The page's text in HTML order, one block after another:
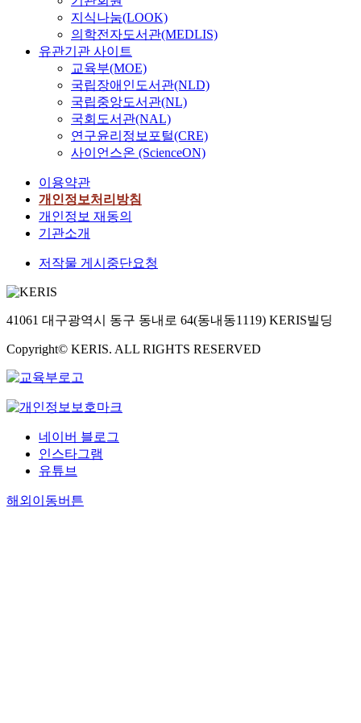
지식나눔(LOOK)
의학전자도서관(MEDLIS)
유관기관 사이트
교육부(MOE)
국립장애인도서관(NLD)
국립중앙도서관(NL)
국회도서관(NAL)
연구윤리정보포털(CRE)
사이언스온 (ScienceON)
이용약관
개인정보처리방침
개인정보 재동의
기관소개
저작물 게시중단요청
41061 대구광역시 동구 동내로 64(동내동1119) KERIS빌딩
Copyright© KERIS. ALL RIGHTS RESERVED
네이버 블로그
인스타그램
유튜브
해외이동버튼